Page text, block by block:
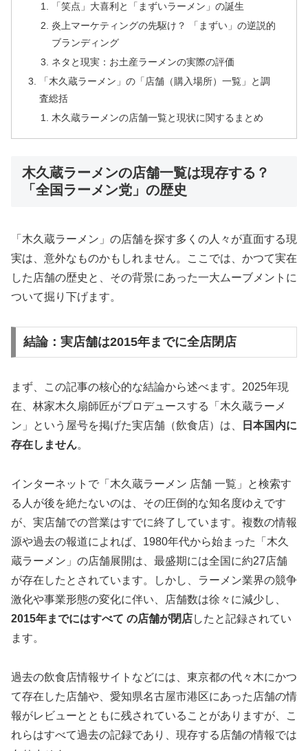
「笑点」大喜利と「まずいラーメン」の誕生
炎上マーケティングの先駆け？ 「まずい」の逆説的
ブランディング
ネタと現実：お土産ラーメンの実際の評価
「木久蔵ラーメン」の「店舗（購入場所）一覧」と調
査総括
木久蔵ラーメンの店舗一覧と現状に関するまとめ
木久蔵ラーメンの店舗一覧は現存する？
「全国ラーメン党」の歴史
「木久蔵ラーメン」の店舗を探す多くの人々が直面する現
実は、意外なものかもしれません。ここでは、かつて実在
した店舗の歴史と、その背景にあった一大ムーブメントに
ついて掘り下げます。
結論：実店舗は2015年までに全店閉店
まず、この記事の核心的な結論から述べます。2025年現
在、林家木久扇師匠がプロデュースする「木久蔵ラーメ
ン」という屋号を掲げた実店舗（飲食店）は、
日本国内に
存在しません。
インターネットで「木久蔵ラーメン 店舗 一覧」と検索す
る人が後を絶たないのは、その圧倒的な知名度ゆえです
が、実店舗での営業はすでに終了しています。複数の情報
源や過去の報道によれば、1980年代から始まった「木久
蔵ラーメン」の店舗展開は、最盛期には全国に約27店舗
が存在したとされています。しかし、ラーメン業界の競争
激化や事業形態の変化に伴い、店舗数は徐々に減少し、
2015年までにはすべて の店舗が閉店したと記録されてい
ます。
過去の飲食店情報サイトなどには、東京都の代々木にかつ
て存在した店舗や、愛知県名古屋市港区にあった店舗の情
報がレビューとともに残されていることがありますが、こ
れらはすべて過去の記録であり、現存する店舗の情報では